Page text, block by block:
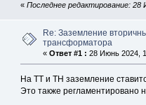
« Последнее редактирование:
Re: Заземление
трансформатора
« Ответ #1 : 28 Июнь 2024,
На ТТ и ТН заземление
Это также